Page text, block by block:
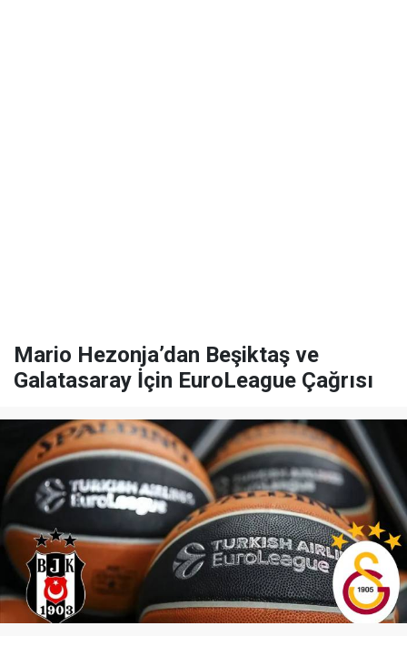
Mario Hezonja’dan Beşiktaş ve
Galatasaray İçin EuroLeague Çağrısı